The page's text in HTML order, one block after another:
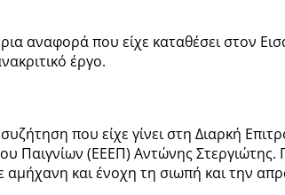
αναφορά που είχε καταθέσει στον
έργο.
που είχε γίνει στη Διαρκή
Παιγνίων (ΕΕΕΠ) Αντώνης Στεργιώτης.
και ένοχη τη σιωπή και την